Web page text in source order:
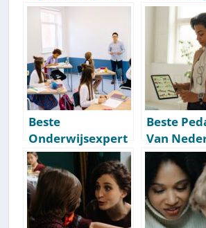
Van Nederland
[2026]
Moet Je
Beste
Onderwijsexpert
s Van Nederland
[Top 5]
Beste
Van
[Top 10]